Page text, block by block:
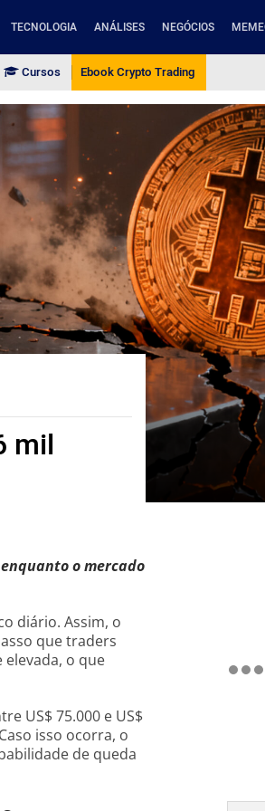
TECNOLOGIA ANÁLISES NEGÓCIOS
Cursos Ebook Crypto Trading
mil
o mercado
diário. Assim, o
que traders
o que
US$ 75.000 e US$
isso ocorra, o
de queda